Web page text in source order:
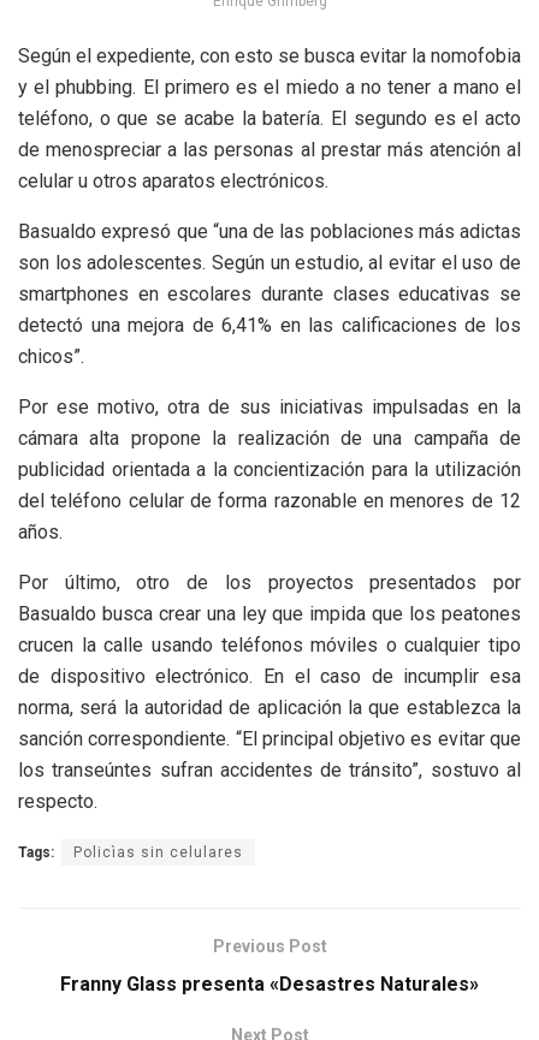
Según el expediente, con esto se busca evitar la nomofobia
y el phubbing. El primero es el miedo a no tener a mano el
teléfono, o que se acabe la batería. El segundo es el acto
de menospreciar a las personas al prestar más atención al
celular u otros aparatos electrónicos.
Basualdo expresó que “una de las poblaciones más adictas
son los adolescentes. Según un estudio, al evitar el uso de
smartphones en escolares durante clases educativas se
detectó una mejora de 6,41% en las calificaciones de los
chicos”.
Por ese motivo, otra de sus iniciativas impulsadas en la
cámara alta propone la realización de una campaña de
publicidad orientada a la concientización para la utilización
del teléfono celular de forma razonable en menores de 12
años.
Por último, otro de los proyectos presentados por
Basualdo busca crear una ley que impida que los peatones
crucen la calle usando teléfonos móviles o cualquier tipo
de dispositivo electrónico. En el caso de incumplir esa
norma, será la autoridad de aplicación la que establezca la
sanción correspondiente. “El principal objetivo es evitar que
los transeúntes sufran accidentes de tránsito”, sostuvo al
respecto.
Tags: Policìas sin celulares
Previous Post
Franny Glass presenta «Desastres Naturales»
Next Post